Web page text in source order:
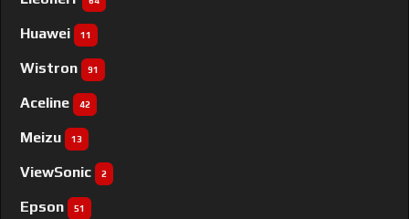
Huawei 11
Wistron 91
Aceline 42
Meizu 13
ViewSonic 2
Epson 51